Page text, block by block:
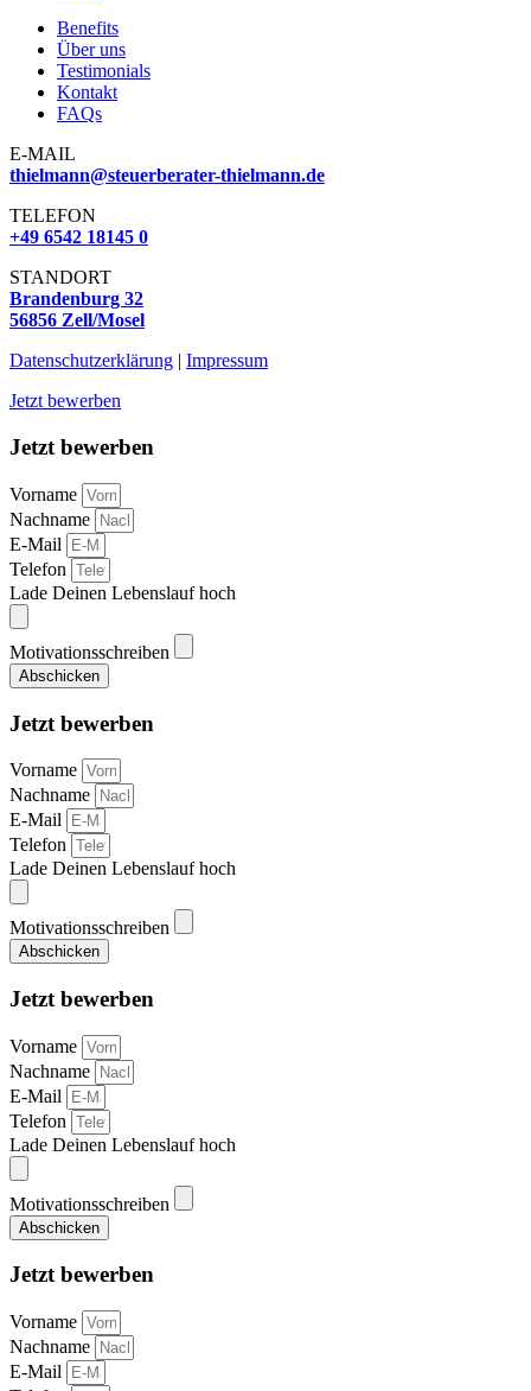
Benefits
Über uns
Testimonials
Kontakt
FAQs
E-MAIL
thielmann@steuerberater-thielmann.de
TELEFON
+49 6542 18145 0
STANDORT
Brandenburg 32
56856 Zell/Mosel
Datenschutzerklärung | Impressum
Jetzt bewerben
Jetzt bewerben
Vorname
Nachname
E-Mail
Telefon
Lade Deinen Lebenslauf hoch
Motivationsschreiben
Abschicken
Jetzt bewerben
Vorname
Nachname
E-Mail
Telefon
Lade Deinen Lebenslauf hoch
Motivationsschreiben
Abschicken
Jetzt bewerben
Vorname
Nachname
E-Mail
Telefon
Lade Deinen Lebenslauf hoch
Motivationsschreiben
Abschicken
Jetzt bewerben
Vorname
Nachname
E-Mail